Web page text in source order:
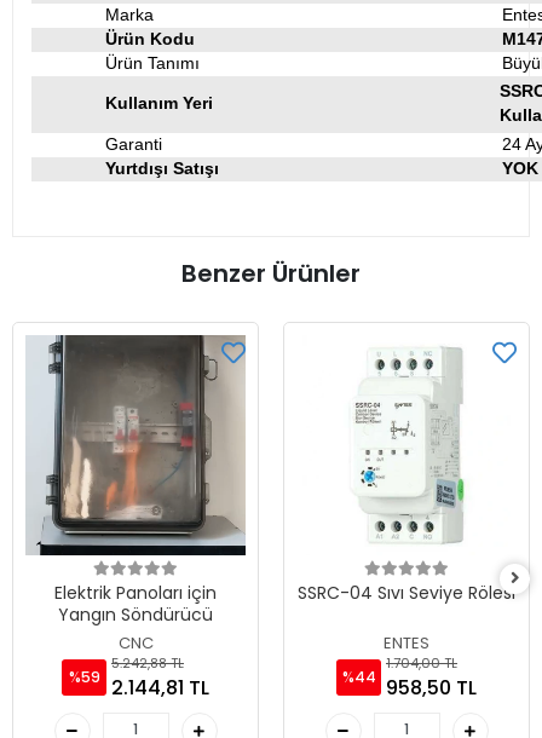
Marka
Ürün Kodu
Ürün Tanımı
Kullanım Yeri
Garanti
24
Yurtdışı Satışı
YOK
Benzer Ürünler
Elektrik Panoları için
Yangın Söndürücü
CNC
%59
5.242,88 TL
2.144,81 TL
SSRC-04 Sıvı Seviye Rölesi
ENTES
%44
1.704,00 TL
958,50 TL